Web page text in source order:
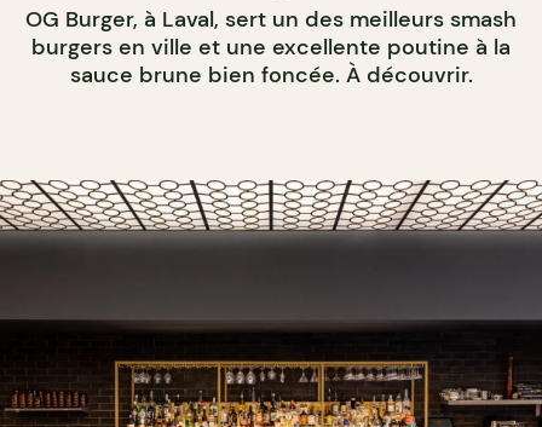
OG Burger, à Laval, sert un des meilleurs smash
burgers en ville et une excellente poutine à la
sauce brune bien foncée. À découvrir.